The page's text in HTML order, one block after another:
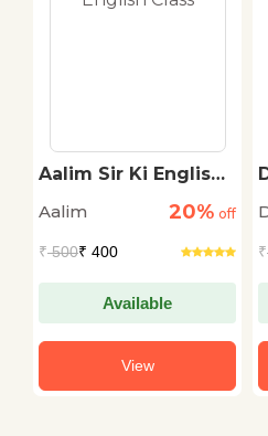
Aalim Sir Ki English
Aalim
20% off
₹500₹ 400
Available
View
₹